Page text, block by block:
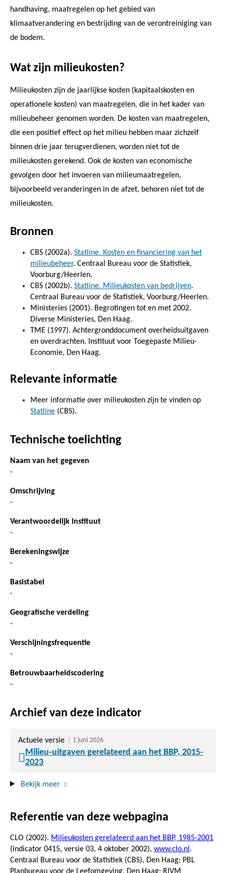
handhaving, maatregelen op het gebied van
klimaatverandering en bestrijding van de verontreiniging van
de bodem.
Wat zijn milieukosten?
Milieukosten zijn de jaarlijkse kosten (kapitaalskosten en
operationele kosten) van maatregelen, die in het kader van
milieubeheer genomen worden. De kosten van maatregelen,
die een positief effect op het milieu hebben maar zichzelf
binnen drie jaar terugverdienen, worden niet tot de
milieukosten gerekend. Ook de kosten van economische
gevolgen door het invoeren van milieumaatregelen,
bijvoorbeeld veranderingen in de afzet, behoren niet tot de
milieukosten.
Bronnen
CBS (2002a). Statline. Kosten en financiering van het
milieubeheer. Centraal Bureau voor de Statistiek,
Voorburg/Heerlen.
CBS (2002b). Statline. Milieukosten van bedrijven.
Centraal Bureau voor de Statistiek, Voorburg/Heerlen.
Ministeries (2001). Begrotingen tot en met 2002.
Diverse Ministeries, Den Haag.
TME (1997). Achtergronddocument overheidsuitgaven
en overdrachten. Instituut voor Toegepaste Milieu-
Economie, Den Haag.
Relevante informatie
Meer informatie over milieukosten zijn te vinden op
Statline (CBS).
Technische toelichting
Naam van het gegeven
-
Omschrijving
-
Verantwoordelijk instituut
-
Berekeningswijze
-
Basistabel
-
Geografische verdeling
-
Verschijningsfrequentie
-
Betrouwbaarheidscodering
-
Archief van deze indicator
Actuele versie 1 juni 2026
Milieu-uitgaven gerelateerd aan het BBP, 2015-
2023
Bekijk meer
Referentie van deze webpagina
CLO (2002). Milieukosten gerelateerd aan het BBP, 1985-2001
(indicator 0415, versie 03, 4 oktober 2002), www.clo.nl .
Centraal Bureau voor de Statistiek (CBS), Den Haag; PBL
Planbureau voor de Leefomgeving, Den Haag; RIVM